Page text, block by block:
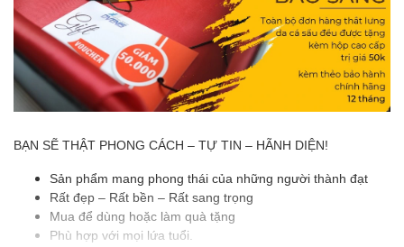
BẠN SẼ THẬT PHONG CÁCH – TỰ TIN – HÃNH DIỆN!
Sản phẩm mang phong thái của những người thành đạt
Rất đẹp – Rất bền – Rất sang trọng
Mua để dùng hoặc làm quà tặng
Phù hợp với mọi lứa tuổi.